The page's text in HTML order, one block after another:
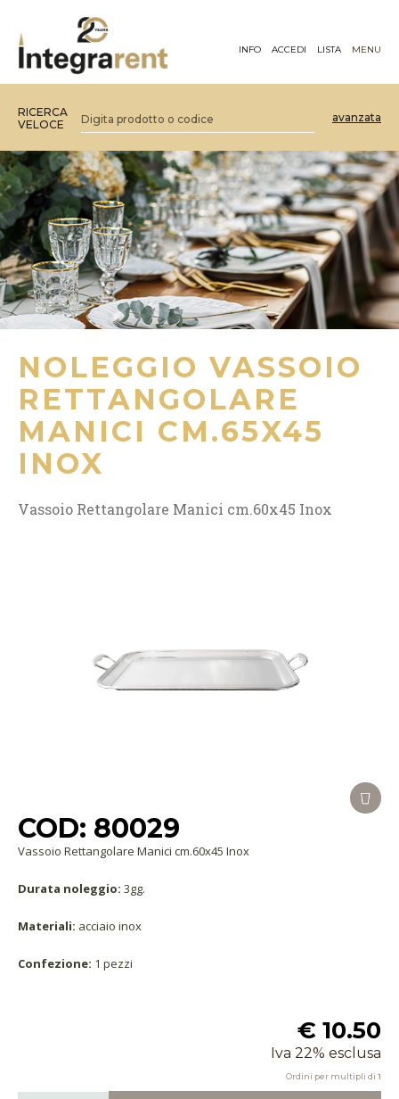
INFO ACCEDI LISTA MENU
RICERCA
VELOCE
avanzata
NOLEGGIO VASSOIO
RETTANGOLARE
MANICI CM.65X45
INOX
Vassoio Rettangolare Manici cm.60x45 Inox
COD: 80029
Vassoio Rettangolare Manici cm.60x45 Inox
Durata noleggio: 3gg.
Materiali: acciaio inox
Confezione: 1 pezzi
€ 10.50
Iva 22% esclusa
Ordini per multipli di 1